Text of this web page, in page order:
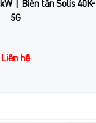
| Biến tần Solis 40K-
5G
Liên hệ